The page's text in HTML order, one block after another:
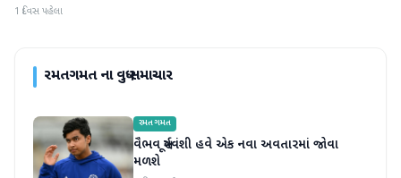
1 દિવસ પહેલા
રમતગમતના વધુ સમાચાર
રમતગમત
વૈભવ સૂર્યવંશી હવે એક નવા અવતારમાં જોવા
મળશે